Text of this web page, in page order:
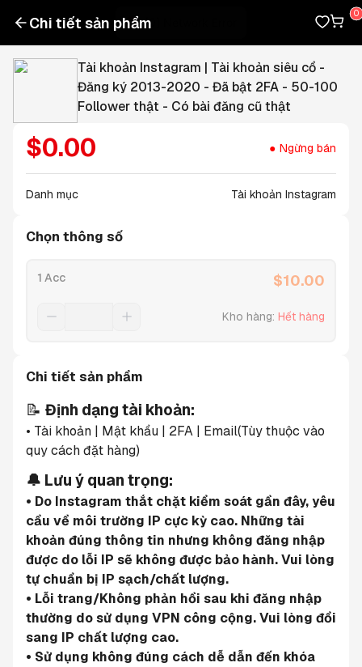
Chi tiết sản phẩm
Tài khoản Instagram | Tài khoản siêu cổ -
Đăng ký 2013-2020 - Đã bật 2FA - 50-100
Follower thật - Có bài đăng cũ thật
$0.00 Ngừng bán
Danh mục Tài khoản Instagram
Chọn thông số
1 Acc $10.00
Kho hàng: Hết hàng
Chi tiết sản phẩm
📝 Định dạng tài khoản:
• Tài khoản | Mật khẩu | 2FA | Email(Tùy thuộc vào
quy cách đặt hàng)
🔔 Lưu ý quan trọng:
• Do Instagram thắt chặt kiểm soát gần đây, yêu
cầu về môi trường IP cực kỳ cao. Những tài
khoản đúng thông tin nhưng không đăng nhập
được do lỗi IP sẽ không được bảo hành. Vui lòng
tự chuẩn bị IP sạch/chất lượng.
• Lỗi trang/Không phản hồi sau khi đăng nhập
thường do sử dụng VPN công cộng. Vui lòng đổi
sang IP chất lượng cao.
• Sử dụng không đúng cách dễ dẫn đến khóa